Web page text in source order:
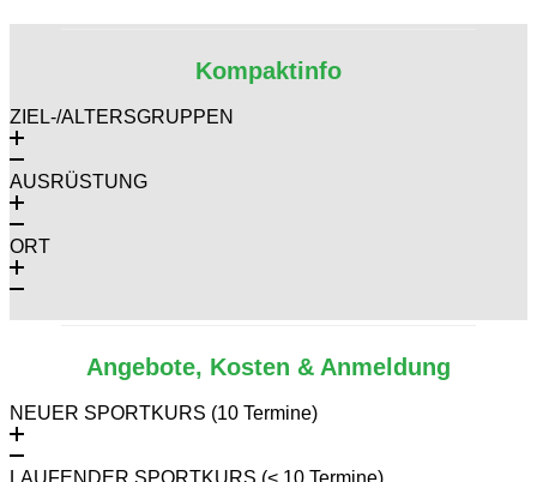
Kompaktinfo
ZIEL-/ALTERSGRUPPEN
AUSRÜSTUNG
ORT
Angebote, Kosten & Anmeldung
NEUER SPORTKURS (10 Termine)
LAUFENDER SPORTKURS (< 10 Termine)